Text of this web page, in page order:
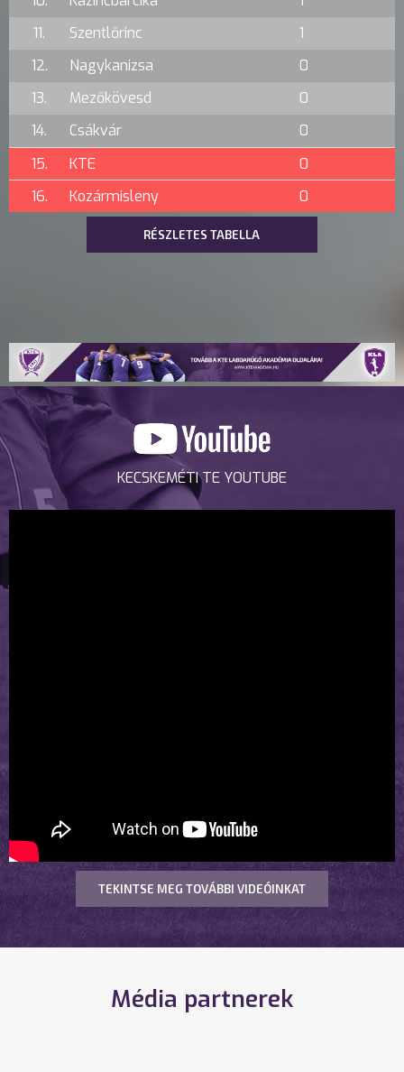
11.
Szentlőrinc
1
12.
Nagykanizsa
0
13.
Mezőkövesd
0
14.
Csákvár
0
15.
KTE
0
16.
Kozármisleny 0
RÉSZLETES TABELLA
KECSKEMÉTI TE YOUTUBE
TEKINTSE MEG TOVÁBBI VIDEÓINKAT
Média partnerek